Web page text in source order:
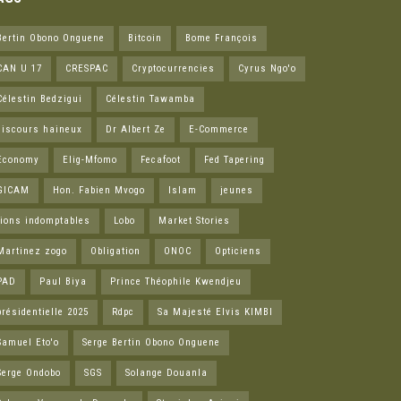
Obono Onguene Bitcoin Bome François
U 17 CRESPAC Cryptocurrencies Cyrus Ngo'o
Bedzigui Célestin Tawamba
haineux Dr Albert Ze E-Commerce
Elig-Mfomo Fecafoot Fed Tapering
Hon. Fabien Mvogo Islam jeunes
indomptables Lobo Market Stories
zogo Obligation ONOC Opticiens
Paul Biya Prince Théophile Kwendjeu
2025 Rdpc Sa Majesté Elvis KIMBI
Eto'o Serge Bertin Obono Onguene
Ondobo SGS Solange Douanla